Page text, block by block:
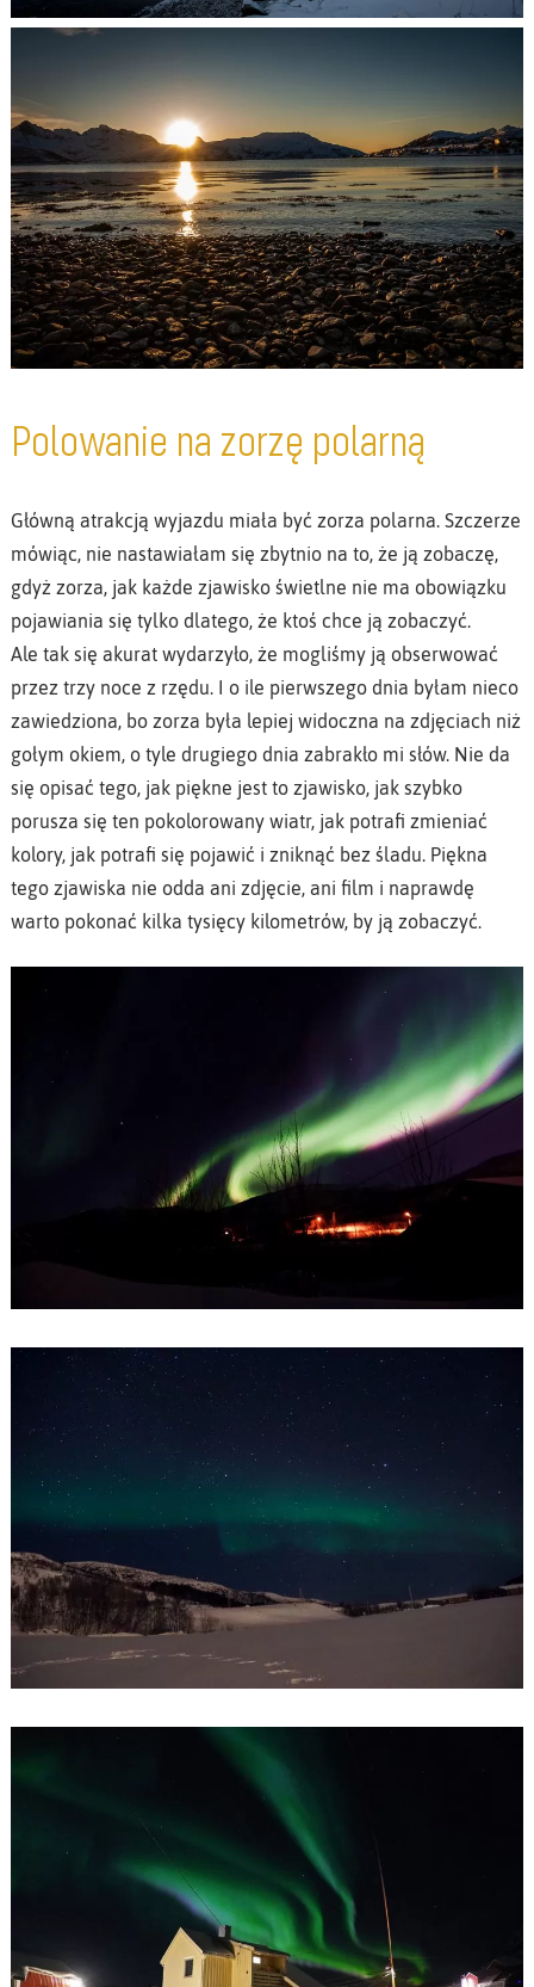
Polowanie na zorzę polarną
Główną atrakcją wyjazdu miała być zorza polarna. Szczerze
mówiąc, nie nastawiałam się zbytnio na to, że ją zobaczę,
gdyż zorza, jak każde zjawisko świetlne nie ma obowiązku
pojawiania się tylko dlatego, że ktoś chce ją zobaczyć.
Ale tak się akurat wydarzyło, że mogliśmy ją obserwować
przez trzy noce z rzędu. I o ile pierwszego dnia byłam nieco
zawiedziona, bo zorza była lepiej widoczna na zdjęciach niż
gołym okiem, o tyle drugiego dnia zabrakło mi słów. Nie da
się opisać tego, jak piękne jest to zjawisko, jak szybko
porusza się ten pokolorowany wiatr, jak potrafi zmieniać
kolory, jak potrafi się pojawić i zniknąć bez śladu. Piękna
tego zjawiska nie odda ani zdjęcie, ani film i naprawdę
warto pokonać kilka tysięcy kilometrów, by ją zobaczyć.